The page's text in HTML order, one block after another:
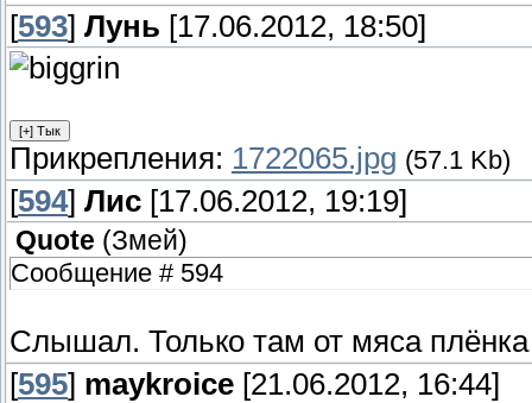
[593] Лунь [17.06.2012, 18:50]
Прикрепления: 1722065.jpg (57.1 Kb)
[594] Лис [17.06.2012, 19:19]
Quote (Змей)
Сообщение # 594
Слышал. Только там от мяса
[595] maykroice [21.06.2012, 16:44]